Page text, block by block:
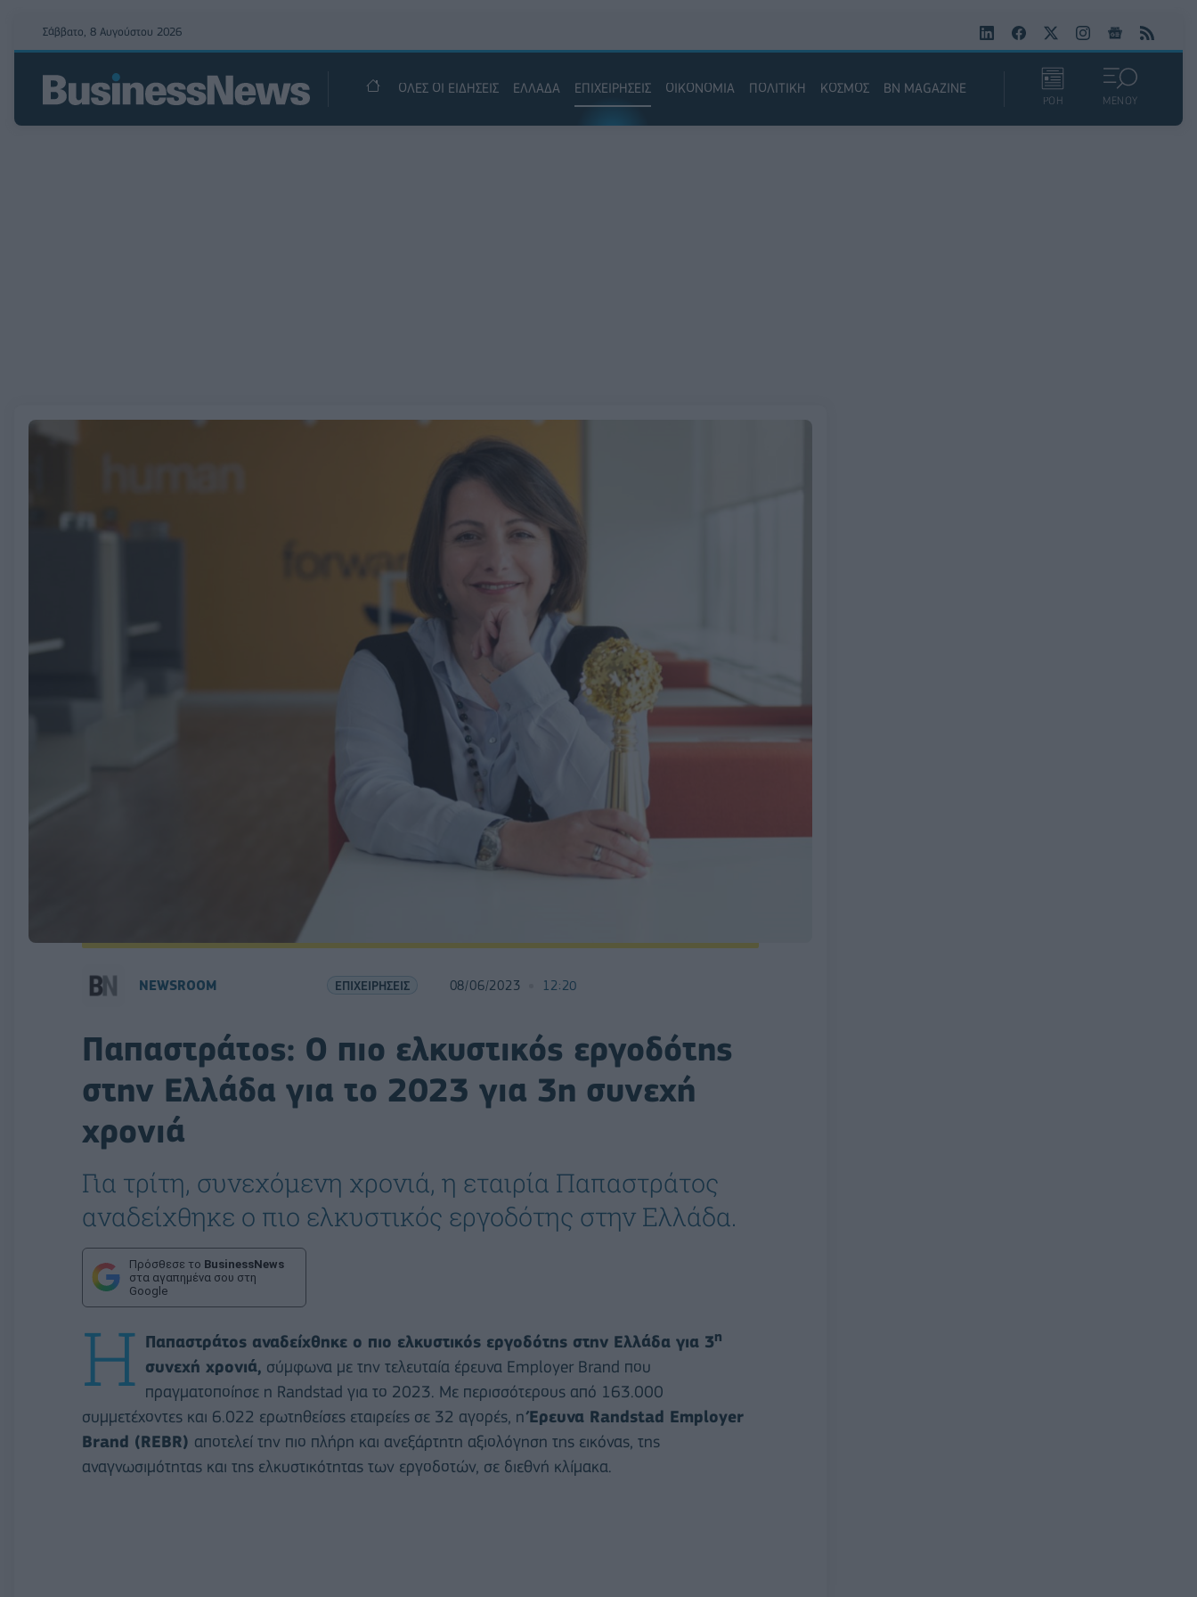
Σάββατο, 8 Αυγούστου 2026
ΟΛΕΣ ΟΙ ΕΙΔΗΣΕΙΣ ΕΛΛΑΔΑ ΕΠΙΧΕΙΡΗΣΕΙΣ ΟΙΚΟΝΟΜΙΑ ΠΟΛΙΤΙΚΗ ΚΟΣΜΟΣ BN MAGAZINE
ΡΟΗ ΜΕΝΟΥ
NEWSROOM ΕΠΙΧΕΙΡΗΣΕΙΣ 08/06/2023 12:20
Παπαστράτος: Ο πιο ελκυστικός εργοδότης
στην Ελλάδα για το 2023 για 3η συνεχή
χρονιά
Για τρίτη, συνεχόμενη χρονιά, η εταιρία Παπαστράτος
αναδείχθηκε ο πιο ελκυστικός εργοδότης στην Ελλάδα.
Πρόσθεσε το BusinessNews
στα αγαπημένα σου στη
Google
Η Παπαστράτος αναδείχθηκε ο πιο ελκυστικός εργοδότης στην Ελλάδα για 3η
συνεχή χρονιά, σύμφωνα με την τελευταία έρευνα Employer Brand που
πραγματοποίησε η Randstad για το 2023. Με περισσότερους από 163.000
συμμετέχοντες και 6.022 ερωτηθείσες εταιρείες σε 32 αγορές, ηΈρευνα Randstad Employer
Brand (REBR) αποτελεί την πιο πλήρη και ανεξάρτητη αξιολόγηση της εικόνας, της
αναγνωσιμότητας και της ελκυστικότητας των εργοδοτών, σε διεθνή κλίμακα.